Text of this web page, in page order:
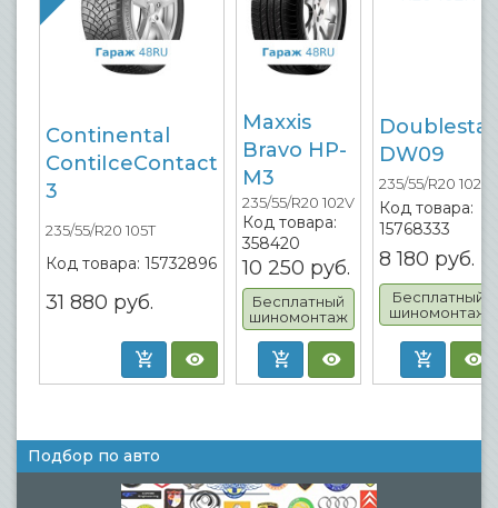
Continental
ContiIceContact
3
235/55/R20 105T
Код товара: 15732896
31 880 руб.
Maxxis
Bravo HP-
M3
235/55/R20 102V
Код товара:
358420
10 250 руб.
Бесплатный
шиномонтаж
Doublestar
DW09
235/55/R20 102H
Код товара:
15768333
8 180 руб.
Бесплатный
шиномонтаж
Подбор по авто